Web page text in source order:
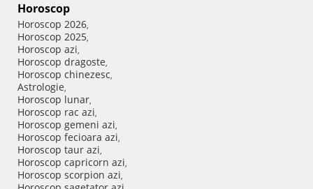
Horoscop
Horoscop 2026,
Horoscop 2025,
Horoscop azi,
Horoscop dragoste,
Horoscop chinezesc,
Astrologie,
Horoscop lunar,
Horoscop rac azi,
Horoscop gemeni azi,
Horoscop fecioara azi,
Horoscop taur azi,
Horoscop capricorn azi,
Horoscop scorpion azi,